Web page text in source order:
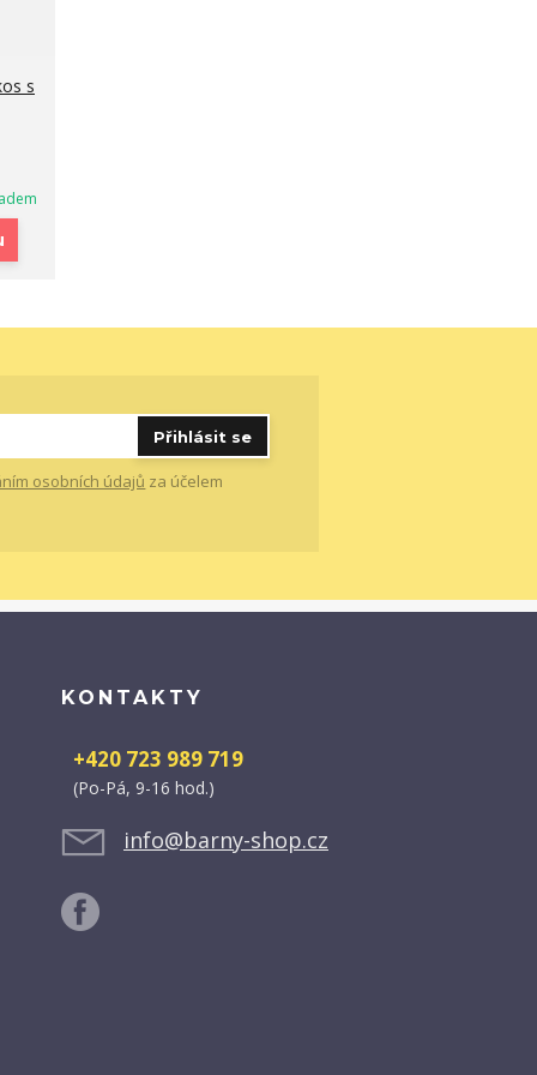
s
Přihlásit se
osobních údajů za účelem
KONTAKTY
+420 723 989 719
(Po-Pá, 9-16 hod.)
info@barny-shop.cz